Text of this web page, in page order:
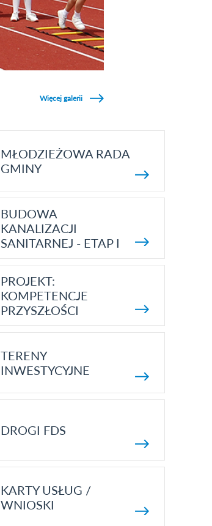
Więcej galerii
MŁODZIEŻOWA RADA
GMINY
BUDOWA
KANALIZACJI
SANITARNEJ - ETAP I
PROJEKT:
KOMPETENCJE
PRZYSZŁOŚCI
TERENY
INWESTYCYJNE
DROGI FDS
KARTY USŁUG /
WNIOSKI